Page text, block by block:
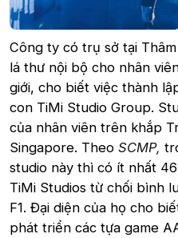
Công ty có trụ sở tại
lá thư nội bộ cho nhân
giới, cho biết việc thành
con TiMi Studio Group.
của nhân viên trên khắp
Singapore. Theo SCMP,
studio này thì có ít nhất
TiMi Studios từ chối bình
F1. Đại diện của họ cho
phát triển các tựa game